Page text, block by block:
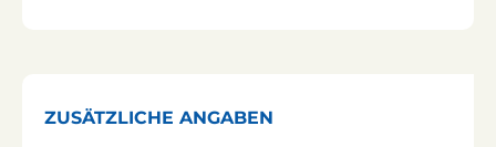
ZUSÄTZLICHE ANGABEN